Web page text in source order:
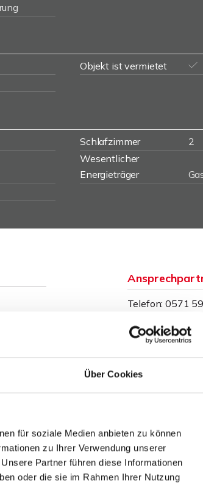
Über Cookies
für soziale Medien anbieten zu können
zu Ihrer Verwendung unserer
Partner führen diese Informationen
oder die sie im Rahmen Ihrer Nutzung
Objekt ist vermietet
Schlafzimmer 2
Wesentlicher
Energieträger
Ihrer
Telefon: 0571
Telefax: 0571
info@wb-